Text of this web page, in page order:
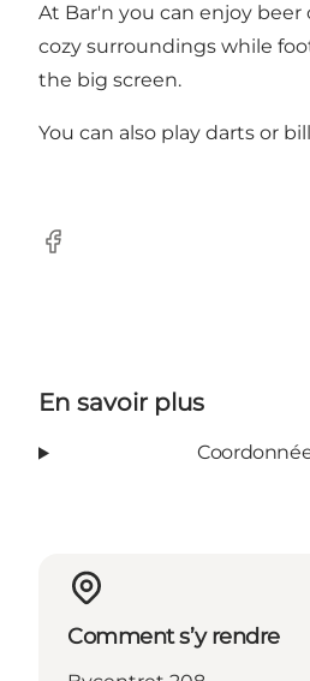
At Bar'n you can enjoy
cozy surroundings while
the big screen.
You can also play darts or
Facebook
En savoir plus
Comment s’y rendre